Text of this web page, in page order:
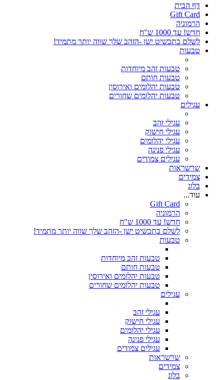
דף הבית
Gift Card
הרמוניה
חדש! עד 1000 ש"ח
לשלם בתכשיט ישן -הזהב שלך שווה יותר מתמיד!
טבעות
טבעות זהב מיוחדות
טבעות חותם
טבעות יהלומים ואירוסין
טבעות יהלומים שחורים
עגילים
עגילי זהב
עגילי חישוק
עגילי יהלומים
עגילי פנינה
עגילים צמודים
שרשראות
צמידים
בלוג
עוד...
Gift Card
הרמוניה
חדש! עד 1000 ש"ח
לשלם בתכשיט ישן -הזהב שלך שווה יותר מתמיד!
טבעות
טבעות זהב מיוחדות
טבעות חותם
טבעות יהלומים ואירוסין
טבעות יהלומים שחורים
עגילים
עגילי זהב
עגילי חישוק
עגילי יהלומים
עגילי פנינה
עגילים צמודים
שרשראות
צמידים
בלוג